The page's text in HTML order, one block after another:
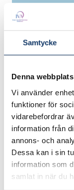
Samtycke
Denna
Vi använder
funktioner för
vidarebefordrar
information från
annons- och
Dessa kan i sin
information som
samlat in när du
Stiftelse
tio års